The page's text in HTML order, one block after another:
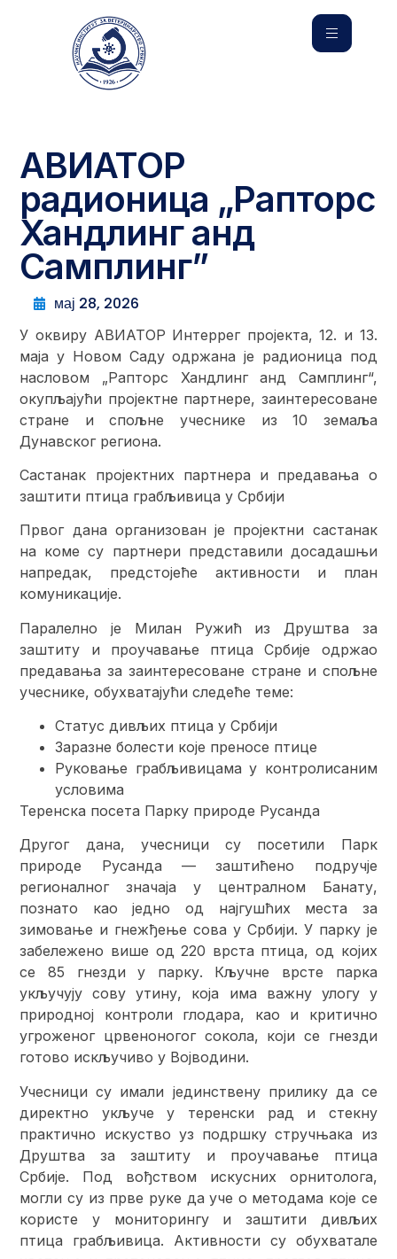
АВИАТОР
радионица „Рапторс
Хандлинг анд
Самплинг”
мај 28, 2026
У оквиру АВИАТОР Интеррег пројекта, 12. и 13.
маја у Новом Саду одржана је радионица под
насловом „Рапторс Хандлинг анд Самплинг“,
окупљајући пројектне партнере, заинтересоване
стране и спољне учеснике из 10 земаља
Дунавског региона.
Састанак пројектних партнера и предавања о
заштити птица грабљивица у Србији
Првог дана организован је пројектни састанак
на коме су партнери представили досадашњи
напредак, предстојеће активности и план
комуникације.
Паралелно је Милан Ружић из Друштва за
заштиту и проучавање птица Србије одржао
предавања за заинтересоване стране и спољне
учеснике, обухватајући следеће теме:
Статус дивљих птица у Србији
Заразне болести које преносе птице
Руковање грабљивицама у контролисаним
условима
Теренска посета Парку природе Русанда
Другог дана, учесници су посетили Парк
природе Русанда — заштићено подручје
регионалног значаја у централном Банату,
познато као једно од најгушћих места за
зимовање и гнежђење сова у Србији. У парку је
забележено више од 220 врста птица, од којих
се 85 гнезди у парку. Кључне врсте парка
укључују сову утину, која има важну улогу у
природној контроли глодара, као и критично
угроженог црвеноногог сокола, који се гнезди
готово искључиво у Војводини.
Учесници су имали јединствену прилику да се
директно укључе у теренски рад и стекну
практично искуство уз подршку стручњака из
Друштва за заштиту и проучавање птица
Србије. Под вођством искусних орнитолога,
могли су из прве руке да уче о методама које се
користе у мониторингу и заштити дивљих
птица грабљивица. Активности су обухватале